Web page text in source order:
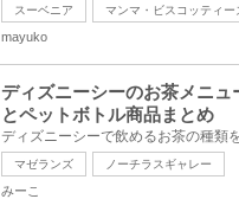
スーベニア マンマ・ビスコッティー
mayuko
ディズニーシーのお茶メニ
とペットボトル商品まとめ
マゼランズ ノーチラスギャレー
みーこ